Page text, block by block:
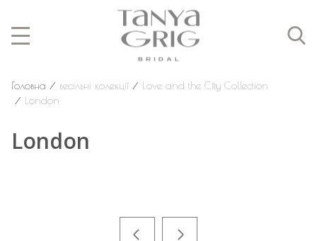
Головна ⁄ весільні колекції ⁄ Love and the City Collection
⁄ London
London